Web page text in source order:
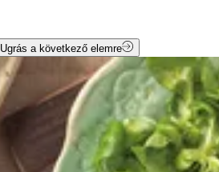
Ugrás a következő elemre